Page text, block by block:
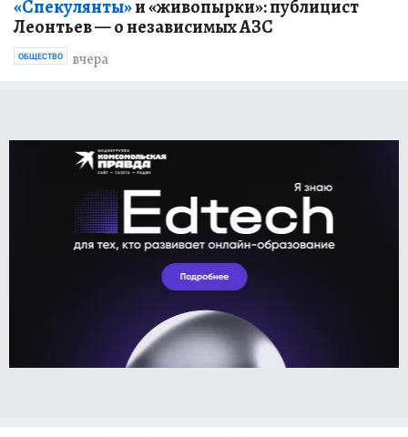
«Спекулянты»и «живопырки»: публицист
Леонтьев — о независимых АЗС
вчера
ОБЩЕСТВО